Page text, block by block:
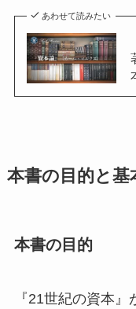
あわせて読みたい
本書の目的と基
本書の目的
『21世紀の資本